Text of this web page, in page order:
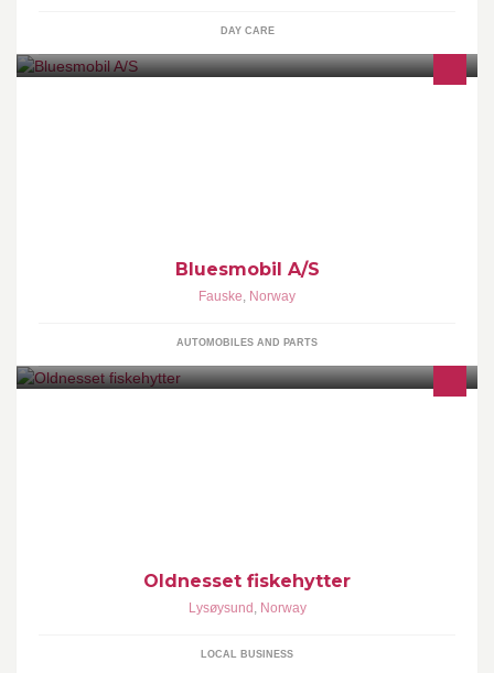
DAY CARE
Bluesmobil A/S
Fauske, Norway
AUTOMOBILES AND PARTS
Oldnesset fiskehytter
Lysøysund , Norway
LOCAL BUSINESS